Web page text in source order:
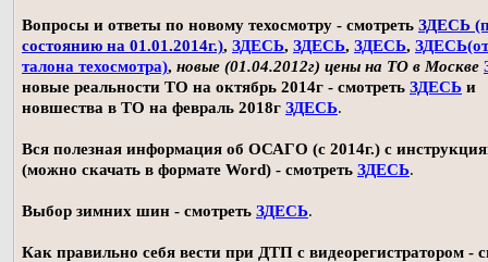
Вопросы и ответы по новому техосмотру - смотреть ЗДЕСЬ
состоянию на 01.01.2014г.), ЗДЕСЬ, ЗДЕСЬ, ЗДЕСЬ,
талона техосмотра), новые (01.04.2012г) цены на ТО в Москве
новые реальности ТО на октябрь 2014г - смотреть ЗДЕСЬ и
новшества в ТО на февраль 2018г ЗДЕСЬ.
Вся полезная информация об ОСАГО (с 2014г.) с
(можно скачать в формате Word) - смотреть ЗДЕСЬ.
Выбор зимних шин - смотреть ЗДЕСЬ.
Как правильно себя вести при ДТП с видеорегистратором -